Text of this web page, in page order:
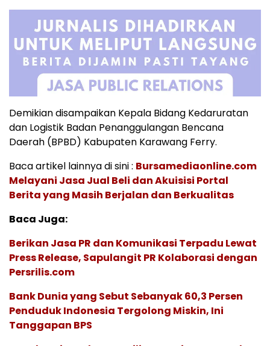
Demikian disampaikan Kepala Bidang Kedaruratan
dan Logistik Badan Penanggulangan Bencana
Daerah (BPBD) Kabupaten Karawang Ferry.
Baca artikel lainnya di sini : Bursamediaonline.com
Melayani Jasa Jual Beli dan Akuisisi Portal
Berita yang Masih Berjalan dan Berkualitas
Baca Juga:
Berikan Jasa PR dan Komunikasi Terpadu Lewat
Press Release, Sapulangit PR Kolaborasi dengan
Persrilis.com
Bank Dunia yang Sebut Sebanyak 60,3 Persen
Penduduk Indonesia Tergolong Miskin, Ini
Tanggapan BPS